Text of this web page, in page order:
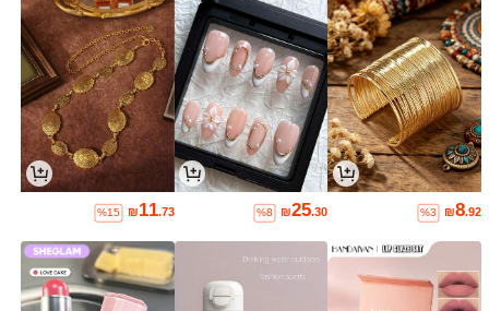
₪8.92
%3
₪25.30
%8
₪11.73
%15